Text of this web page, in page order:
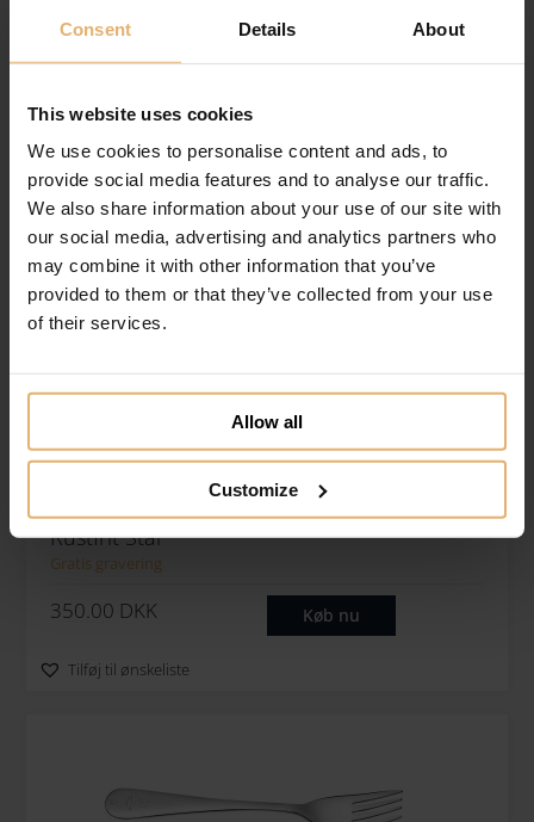
Consent Details About
This website uses cookies
We use cookies to personalise content and ads, to
provide social media features and to analyse our traffic.
We also share information about your use of our site with
our social media, advertising and analytics partners who
may combine it with other information that you’ve
provided to them or that they’ve collected from your use
of their services.
Allow all
Customize
Tilføj til ønskeliste
Nordahl Andersen Børnebestik Hjerter I
Rustfrit Stål
Gratis gravering
350.00 DKK Køb nu
Tilføj til ønskeliste